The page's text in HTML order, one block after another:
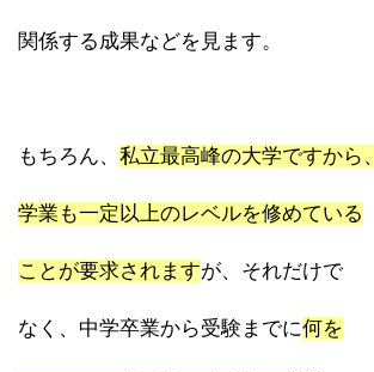
関係する成果などを見ます。
もちろん、 私立最高峰の大学ですから、
学業も一定以上のレベルを修めている
ことが要求されますが、それだけで
なく、中学卒業から受験までに何を